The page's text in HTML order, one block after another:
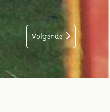
Volgende